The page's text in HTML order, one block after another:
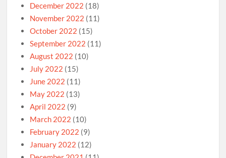
December 2022 (18)
November 2022 (11)
October 2022 (15)
September 2022 (11)
August 2022 (10)
July 2022 (15)
June 2022 (11)
May 2022 (13)
April 2022 (9)
March 2022 (10)
February 2022 (9)
January 2022 (12)